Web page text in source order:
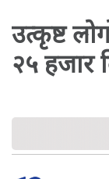
उत्कृष्ट
२५ हजार